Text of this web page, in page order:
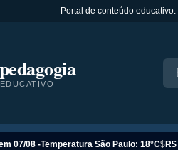
Portal de conteúdo educativo.
07/08 -Temperatura São Paulo: 18°C$R$